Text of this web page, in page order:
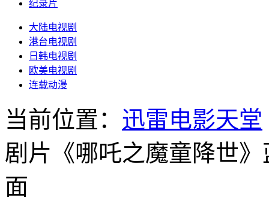
纪录片
大陆电视剧
港台电视剧
日韩电视剧
欧美电视剧
连载动漫
当前位置： 迅雷电影天堂
剧片《哪吒之魔童降世
面